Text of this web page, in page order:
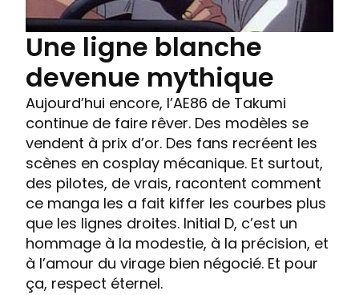
Une ligne blanche
devenue mythique
Aujourd’hui encore, l’AE86 de Takumi
continue de faire rêver. Des modèles se
vendent à prix d’or. Des fans recréent les
scènes en cosplay mécanique. Et surtout,
des pilotes, de vrais, racontent comment
ce manga les a fait kiffer les courbes plus
que les lignes droites. Initial D, c’est un
hommage à la modestie, à la précision, et
à l’amour du virage bien négocié. Et pour
ça, respect éternel.